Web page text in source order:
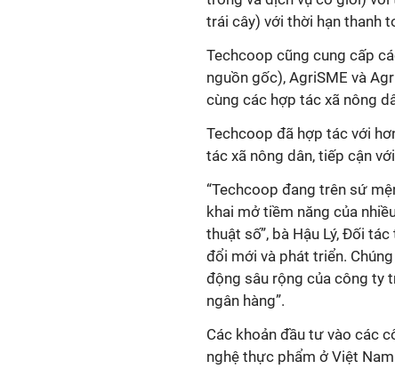
trái cây) với thời hạn thanh
Techcoop cũng cung cấp
nguồn gốc), AgriSME và
cùng các hợp tác xã nông
Techcoop đã hợp tác với
tác xã nông dân, tiếp cận
“Techcoop đang trên sứ
khai mở tiềm năng của
thuật số”, bà Hậu Lý, Đối
đổi mới và phát triển.
động sâu rộng của công ty
ngân hàng”.
Các khoản đầu tư vào các
nghệ thực phẩm ở Việt